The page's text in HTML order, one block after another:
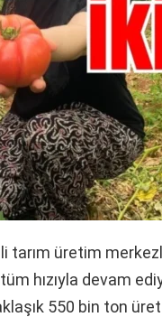
tarım üretim
hızıyla devam
550 bin ton